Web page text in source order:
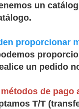
un
proporcionar
un pedido
de pago
T/T